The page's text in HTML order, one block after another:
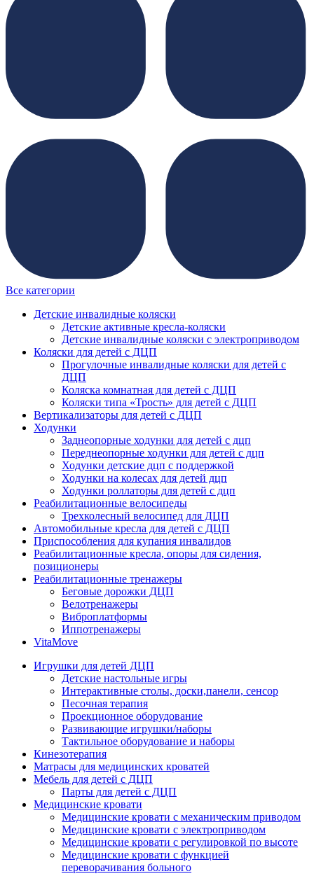
Все категории
Детские инвалидные коляски
Детские активные кресла-коляски
Детские инвалидные коляски с электроприводом
Коляски для детей с ДЦП
Прогулочные инвалидные коляски для детей с
ДЦП
Коляска комнатная для детей с ДЦП
Коляски типа «Трость» для детей с ДЦП
Вертикализаторы для детей с ДЦП
Ходунки
Заднеопорные ходунки для детей с дцп
Переднеопорные ходунки для детей с дцп
Ходунки детские дцп с поддержкой
Ходунки на колесах для детей дцп
Ходунки роллаторы для детей с дцп
Реабилитационные велосипеды
Трехколесный велосипед для ДЦП
Автомобильные кресла для детей с ДЦП
Приспособления для купания инвалидов
Реабилитационные кресла, опоры для сидения,
позиционеры
Реабилитационные тренажеры
Беговые дорожки ДЦП
Велотренажеры
Виброплатформы
Иппотренажеры
VitaMove
Игрушки для детей ДЦП
Детские настольные игры
Интерактивные столы, доски,панели, сенсор
Песочная терапия
Проекционное оборудование
Развивающие игрушки/наборы
Тактильное оборудование и наборы
Кинезотерапия
Матрасы для медицинских кроватей
Мебель для детей с ДЦП
Парты для детей с ДЦП
Медицинские кровати
Медицинские кровати с механическим приводом
Медицинские кровати с электроприводом
Медицинские кровати с регулировкой по высоте
Медицинские кровати с функцией
переворачивания больного